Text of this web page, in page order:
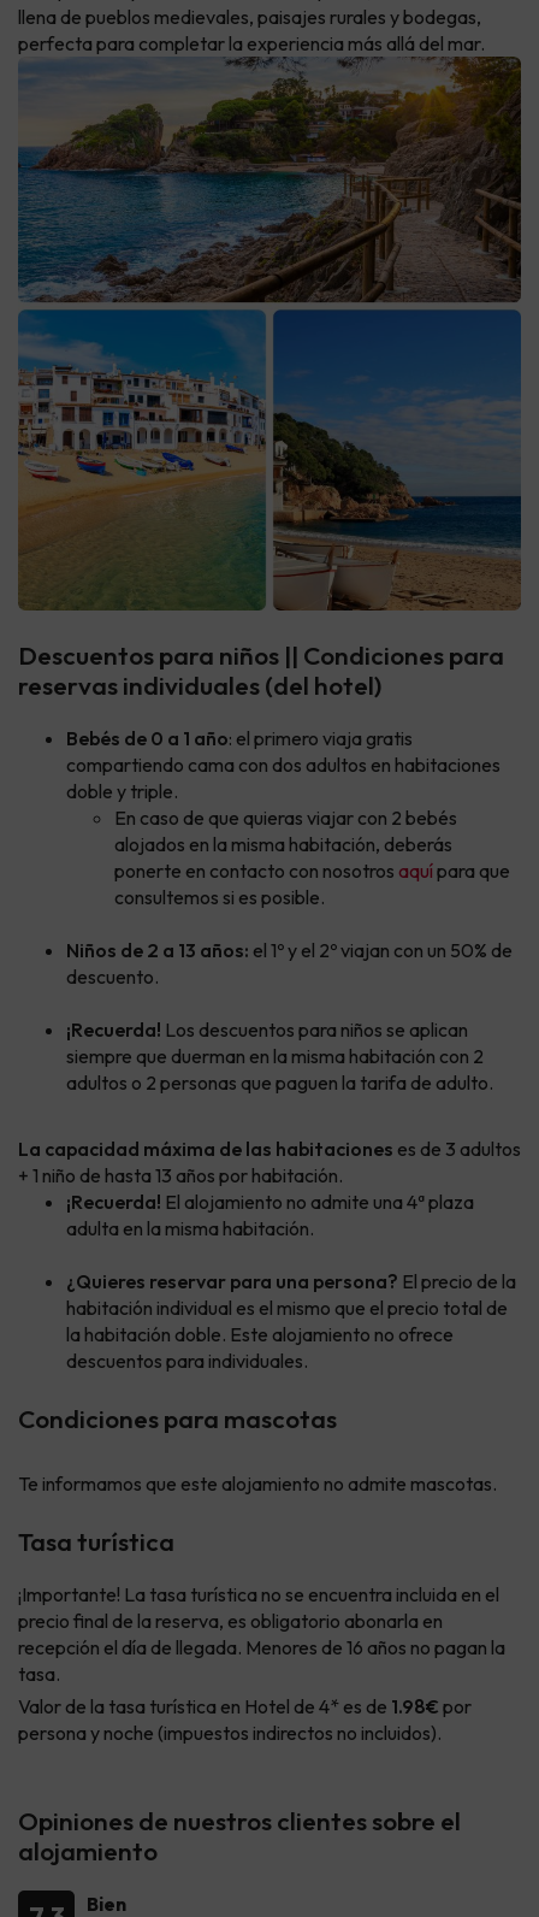
llena de pueblos medievales, paisajes rurales y bodegas,
perfecta para completar la experiencia más allá del mar.
Descuentos para niños || Condiciones para
reservas individuales (del hotel)
Bebés de 0 a 1 año: el primero viaja gratis
compartiendo cama con dos adultos en habitaciones
doble y triple.
En caso de que quieras viajar con 2 bebés
alojados en la misma habitación, deberás
ponerte en contacto con nosotros aquípara que
consultemos si es posible.
Niños de 2 a 13 años: el 1º y el 2º viajan con un 50% de
descuento.
¡Recuerda! Los descuentos para niños se aplican
siempre que duerman en la misma habitación con 2
adultos o 2 personas que paguen la tarifa de adulto.
La capacidad máxima de las habitaciones es de 3 adultos
+ 1 niño de hasta 13 años por habitación.
¡Recuerda! El alojamiento no admite una 4ª plaza
adulta en la misma habitación.
¿Quieres reservar para una persona? El precio de la
habitación individual es el mismo que el precio total de
la habitación doble. Este alojamiento no ofrece
descuentos para individuales.
Condiciones para mascotas
Te informamos que este alojamiento no admite mascotas.
Tasa turística
¡Importante! La tasa turística no se encuentra incluida en el
precio final de la reserva, es obligatorio abonarla en
recepción el día de llegada. Menores de 16 años no pagan la
tasa.
Valor de la tasa turística en Hotel de 4* es de 1.98€ por
persona y noche (impuestos indirectos no incluidos).
Opiniones de nuestros clientes sobre el
alojamiento
Bien